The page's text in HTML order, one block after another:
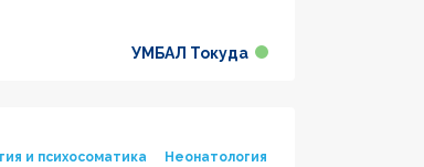
от синхронизация наУМБАЛ Токуда
и психосоматика Неонатология